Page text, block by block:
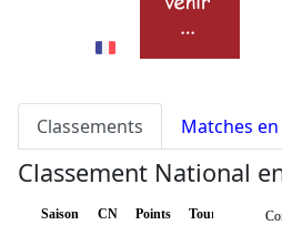
Classements Matches
Classement National
Saison CN Points Tournois